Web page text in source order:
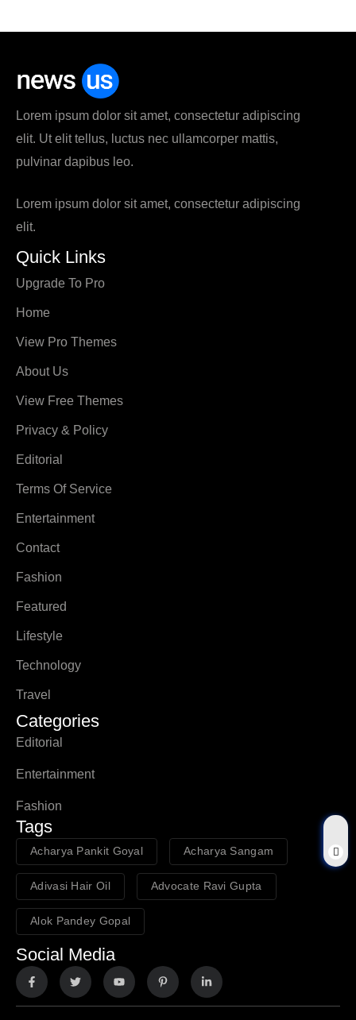
Lorem ipsum dolor sit amet, consectetur adipiscing
elit. Ut elit tellus, luctus nec ullamcorper mattis,
pulvinar dapibus leo.
Lorem ipsum dolor sit amet, consectetur adipiscing
elit.
Quick Links
Upgrade To Pro
Home
View Pro Themes
About Us
View Free Themes
Privacy & Policy
Editorial
Terms Of Service
Entertainment
Contact
Fashion
Featured
Lifestyle
Technology
Travel
Categories
Editorial
Entertainment
Fashion
Tags
Acharya Pankit Goyal Acharya Sangam
Adivasi Hair Oil Advocate Ravi Gupta
Alok Pandey Gopal
Social Media